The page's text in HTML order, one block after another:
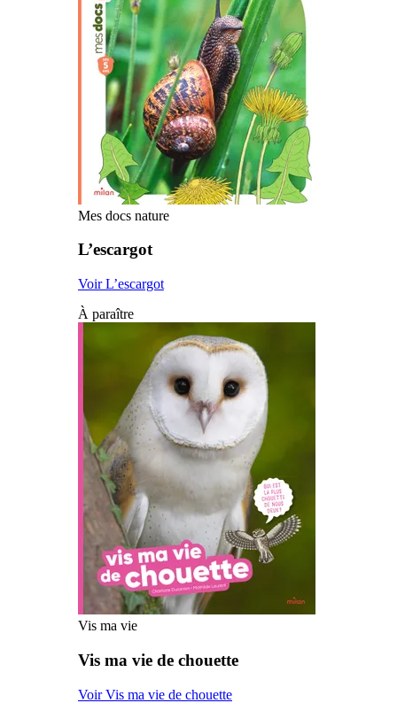
Mes docs nature
L’escargot
Voir L’escargot
À paraître
Vis ma vie
Vis ma vie de chouette
Voir Vis ma vie de chouette